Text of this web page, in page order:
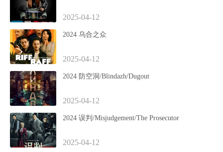
2025-04-12
2024 乌合之众
2025-04-12
2024 防空洞/Blindazh/Dugout
2025-04-12
2024 误判/Misjudgement/The Prosecutor
2025-04-12